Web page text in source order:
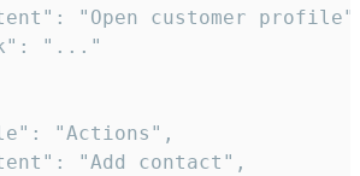
"Open customer
"..."
"Actions",
"Add contact",